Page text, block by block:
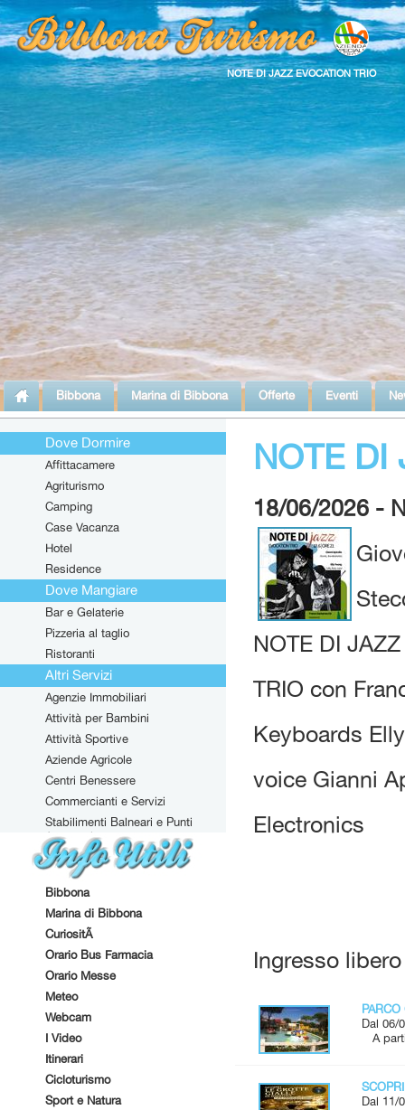
NOTE DI JAZZ EVOCATION TRIO
Bibbona Marina di Bibbona Offerte Eventi
Dove Dormire
Affittacamere
Agriturismo
Camping
Case Vacanza
Hotel
Residence
Dove Mangiare
Bar e Gelaterie
Pizzeria al taglio
Ristoranti
Altri Servizi
Agenzie Immobiliari
Attività per Bambini
Attività Sportive
Aziende Agricole
Centri Benessere
Commercianti e Servizi
Stabilimenti Balneari e Punti
Attrezzati
Bibbona
Marina di Bibbona
CuriositÃ
Orario Bus Farmacia
Orario Messe
Meteo
Webcam
I Video
Itinerari
Cicloturismo
Sport e Natura
NOTE DI
18/06/2026 -
NOTE DI
TRIO con
Keyboards
voice Gianni
Electronics
Ingresso
Dal 06/
A
Dal 11/